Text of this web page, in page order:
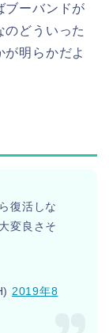
ブーバンドが
のどういった
明らかだよ
復活しな
変良さそ
2019年8